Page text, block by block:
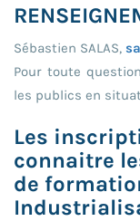
Sébastien SALAS,
Pour toute
les publics en
Les
connaitre
de